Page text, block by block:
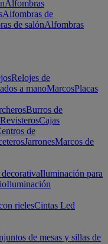
Alfombras
Alfombras de
de salónAlfombras
Relojes de
a manoMarcosPlacas
Burros de
RevisterosCajas
de
JarronesMarcos de
Iluminación para
Iluminación
rielesCintas Led
de mesas y sillas de